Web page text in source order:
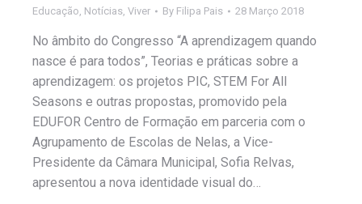
Educação Notícias Viver By Filipa Pais 28 Março 2018
No âmbito do Congresso “A aprendizagem quando
nasce é para todos”, Teorias e práticas sobre a
aprendizagem: os projetos PIC, STEM For All
Seasons e outras propostas, promovido pela
EDUFOR Centro de Formação em parceria com o
Agrupamento de Escolas de Nelas, a Vice-
Presidente da Câmara Municipal, Sofia Relvas,
apresentou a nova identidade visual do…